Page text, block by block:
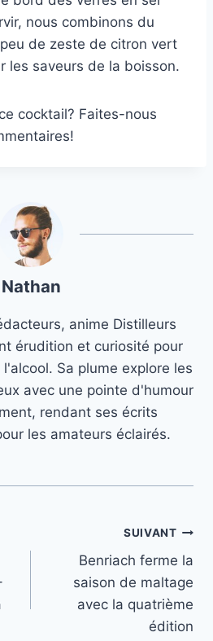
nous combinons du
de zeste de citron vert
les saveurs de la boisson.
cocktail? Faites-nous
Nathan
anime Distilleurs
érudition et curiosité pour
Sa plume explore les
avec une pointe d'humour
rendant ses écrits
les amateurs éclairés.
SUIVANT
Benriach ferme la
saison de maltage
avec la quatrième
édition